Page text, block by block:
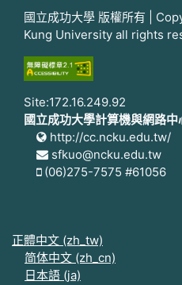
國立成功大學 版權所有 |
Kung University all rights
Site:172.16.249.92
國立成功大學計算機與網路中
http://cc.ncku.edu.tw/
sfkuo@ncku.edu.tw
(06)275-7575 #61056
正體中文 ‎(zh_tw)‎
简体中文 ‎(zh_cn)‎
日本語 ‎(ja)‎